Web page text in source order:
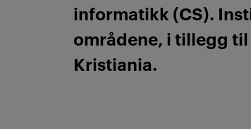
informatikk (CS).
områdene, i tillegg
Kristiania.